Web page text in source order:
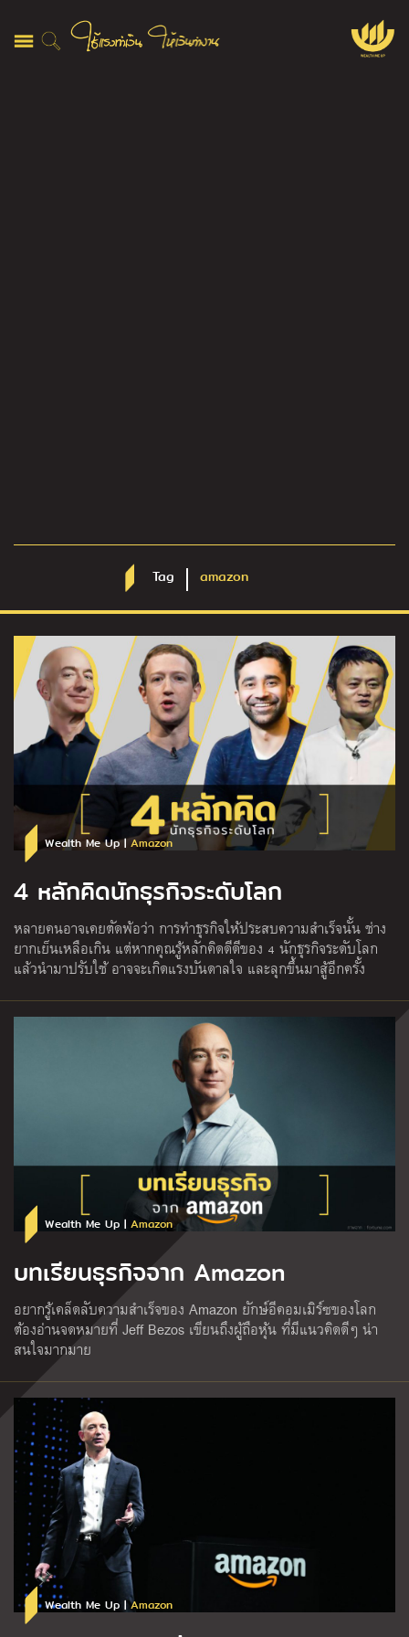
Tag amazon
Wealth Me Up |Amazon
4 หลักคิดนักธุรกิจระดับโลก
หลายคนอาจเคยตัดพ้อว่า การทำธุรกิจให้ประสบความสำเร็จนั้น ช่าง
ยากเย็นเหลือเกิน แต่หากคุณรู้หลักคิดดีดีของ 4 นักธุรกิจระดับโลก
แล้วนำมาปรับใช้ อาจจะเกิดแรงบันดาลใจ และลุกขึ้นมาสู้อีกครั้ง
Wealth Me Up | Amazon
บทเรียนธุรกิจจาก Amazon
อยากรู้เคล็ดลับความสำเร็จของ Amazon ยักษ์อีคอมเมิร์ซของโลก
ต้องอ่านจดหมายที่ Jeff Bezos เขียนถึงผู้ถือหุ้น ที่มีแนวคิดดีๆ น่า
สนใจมากมาย
Wealth Me Up |Amazon